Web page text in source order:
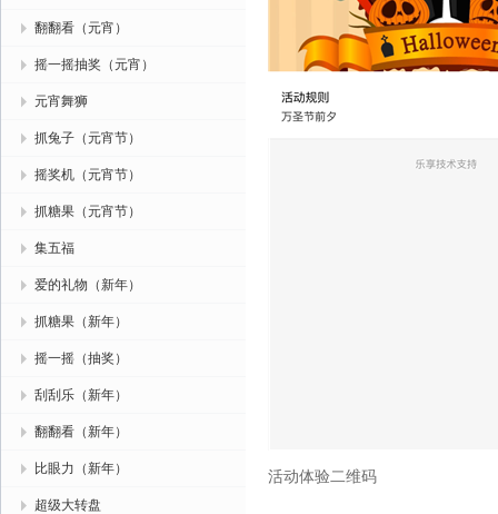
翻翻看（元宵）
摇一摇抽奖（元宵）
元宵舞狮
抓兔子（元宵节）
摇奖机（元宵节）
抓糖果（元宵节）
集五福
爱的礼物（新年）
抓糖果（新年）
摇一摇（抽奖）
刮刮乐（新年）
翻翻看（新年）
比眼力（新年）
超级大转盘
活动体验二维码